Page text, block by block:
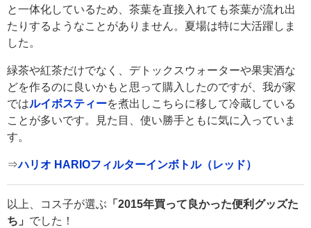
と一体化しているため、茶葉を直接入れても茶葉が流れ出
たりするようなことがありません。夏場は特に大活躍しま
した。
緑茶や紅茶だけでなく、デトックスウォーターや果実酒な
どを作るのに良いかもと思って購入したのですが、我が家
ではルイボスティーを煮出しこちらに移して冷蔵している
ことが多いです。見た目、使い勝手ともに気に入っていま
す。
⇒ハリオ HARIOフィルターインボトル（レッド）
以上、コス子が選ぶ 「2015年買って良かった便利グッズた
ち」 でした！